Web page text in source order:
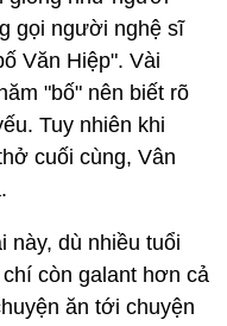
gọi người nghệ sĩ
Văn Hiệp". Vài
"bố" nên biết rõ
Tuy nhiên khi
cuối cùng, Vân
này, dù nhiều tuổi
còn galant hơn cả
ăn tới chuyện